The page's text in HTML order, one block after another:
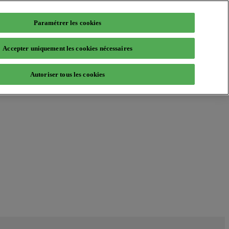
Paramétrer les cookies
Accepter uniquement les cookies nécessaires
Autoriser tous les cookies